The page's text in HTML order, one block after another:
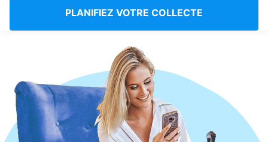
France FR
PLANIFIEZ VOTRE COLLECTE